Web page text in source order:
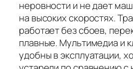
неровности и не дает
на высоких скоростях.
работает без сбоев,
плавные. Мультимедиа и
удобны в эксплуатации,